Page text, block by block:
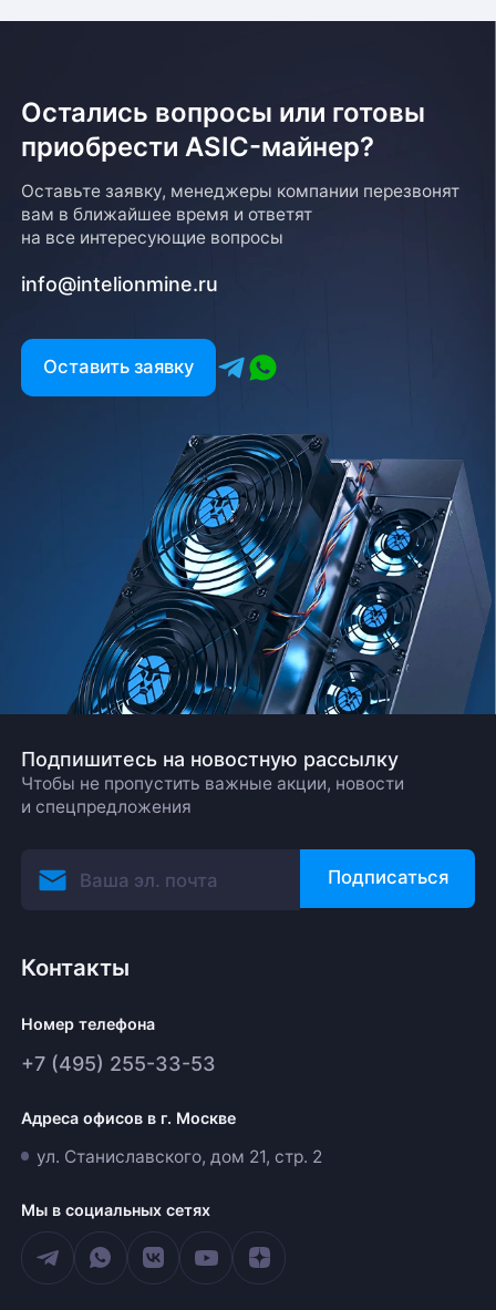
Остались вопросы или готовы
приобрести ASIC-майнер?
Оставьте заявку, менеджеры компании перезвонят
вам в ближайшее время и ответят
на все интересующие вопросы
info@intelionmine.ru
Оставить заявку
Подпишитесь на новостную рассылку
Чтобы не пропустить важные акции, новости
и спецпредложения
Подписаться
Контакты
Номер телефона
+7 (495) 255-33-53
Адреса офисов в г. Москве
ул. Станиславского, дом 21, стр. 2
Мы в социальных сетях